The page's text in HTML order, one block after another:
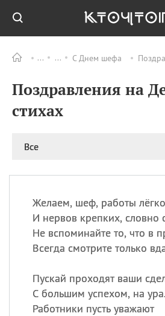
С Днем шефа
Поздравления на
стихах
Все
Желаем, шеф, работы
И нервов крепких, словно
Не вспоминайте то, что в
Всегда смотрите только
Пускай проходят ваши
С большим успехом, на ура.
Работники пусть уважают
09.08
09.08
Сегодня